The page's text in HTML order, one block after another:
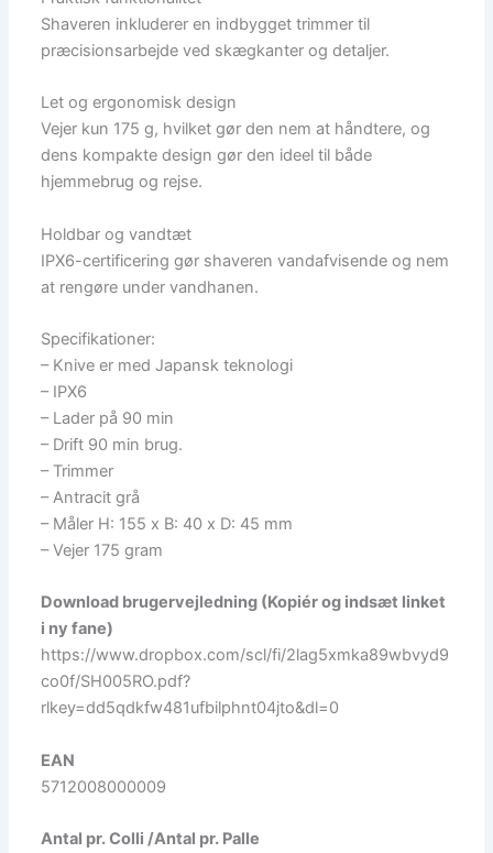
Shaveren inkluderer en indbygget trimmer til
præcisionsarbejde ved skægkanter og detaljer.
Let og ergonomisk design
Vejer kun 175 g, hvilket gør den nem at håndtere, og
dens kompakte design gør den ideel til både
hjemmebrug og rejse.
Holdbar og vandtæt
IPX6-certificering gør shaveren vandafvisende og nem
at rengøre under vandhanen.
Specifikationer:
– Knive er med Japansk teknologi
– IPX6
– Lader på 90 min
– Drift 90 min brug.
– Trimmer
– Antracit grå
– Måler H: 155 x B: 40 x D: 45 mm
– Vejer 175 gram
Download brugervejledning (Kopiér og indsæt linket
i ny fane)
https://www.dropbox.com/scl/fi/2lag5xmka89wbvyd9
co0f/SH005RO.pdf?
rlkey=dd5qdkfw481ufbilphnt04jto&dl=0
EAN
5712008000009
Antal pr. Colli /Antal pr. Palle